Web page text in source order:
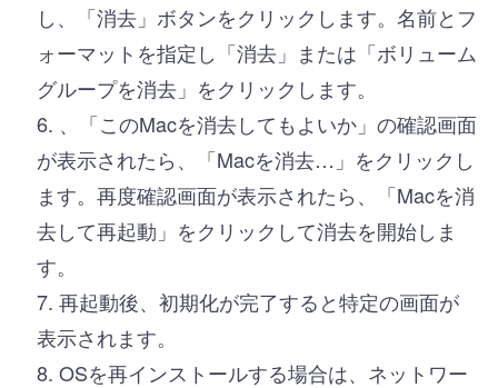
し、「消去」ボタンをクリックします。名前とフ
ォーマットを指定し「消去」または「ボリューム
グループを消去」をクリックします。
、「このMacを消去してもよいか」の確認画面
が表示されたら、「Macを消去…」をクリックし
ます。再度確認画面が表示されたら、「Macを消
去して再起動」をクリックして消去を開始しま
す。
再起動後、初期化が完了すると特定の画面が
表示されます。
OSを再インストールする場合は、ネットワー